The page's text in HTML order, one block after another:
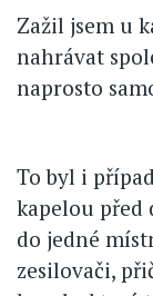
Zažil jsem u
nahrávat
naprosto
To byl i
kapelou před
do jedné
zesilovači,